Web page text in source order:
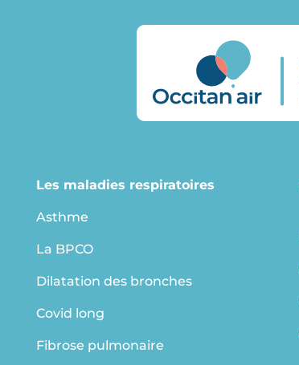
Les maladies respiratoires
Asthme
La BPCO
Dilatation des bronches
Covid long
Fibrose pulmonaire